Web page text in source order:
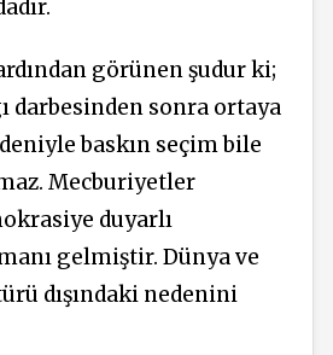
görünen şudur ki;
darbesinden sonra ortaya
baskın seçim bile
Mecburiyetler
duyarlı
gelmiştir. Dünya ve
dışındaki nedenini